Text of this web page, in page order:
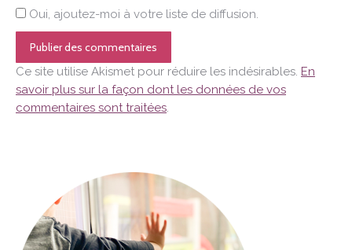
Oui, ajoutez-moi à votre liste de diffusion.
Publier des commentaires
Ce site utilise Akismet pour réduire les indésirables. En
savoir plus sur la façon dont les données de vos
commentaires sont traitées.